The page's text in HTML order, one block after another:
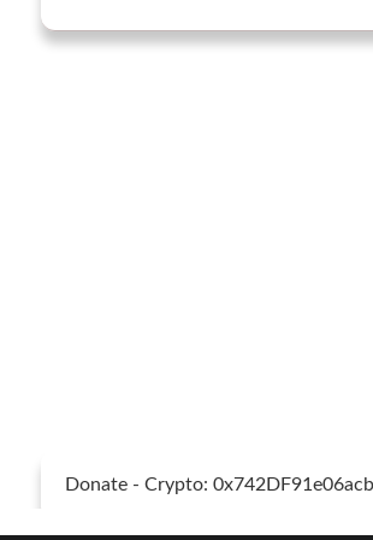
Donate - Crypto: